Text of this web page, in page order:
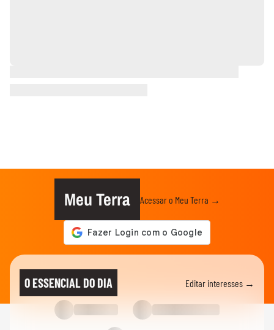
Meu Terra Acessar o Meu Terra →
O ESSENCIAL DO DIA Editar interesses →